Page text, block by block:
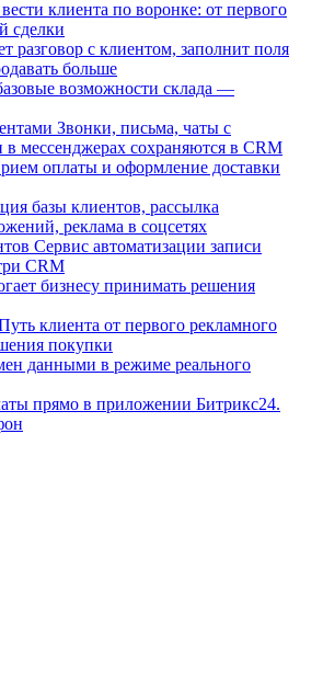
клиента по воронке: от первого
сделки
разговор с клиентом, заполнит поля
больше
возможности склада —
Звонки, письма, чаты с
в мессенджерах сохраняются в CRM
оплаты и оформление доставки
базы клиентов, рассылка
реклама в соцсетях
Сервис автоматизации записи
CRM
бизнесу принимать решения
клиента от первого рекламного
покупки
данными в режиме реального
прямо в приложении Битрикс24.